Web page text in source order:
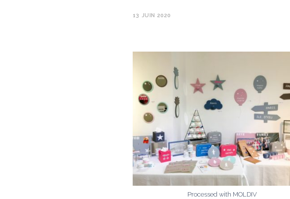
13 JUIN 2020
Processed with MOLDIV